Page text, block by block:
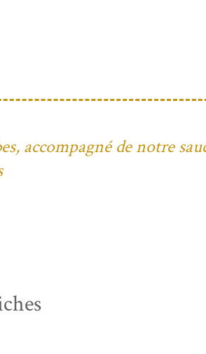
accompagné de notre